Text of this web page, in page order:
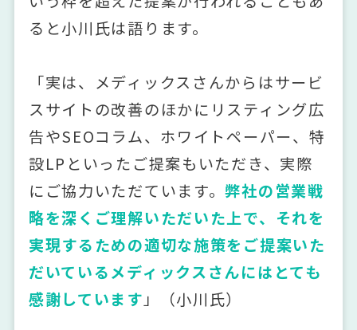
ると小川氏は語ります。
「実は、メディックスさんからはサービ
スサイトの改善のほかにリスティング広
告やSEOコラム、ホワイトペーパー、特
設LPといったご提案もいただき、実際
にご協力いただています。弊社の営業戦
略を深くご理解いただいた上で、それを
実現するための適切な施策をご提案いた
だいているメディックスさんにはとても
感謝しています」（小川氏）